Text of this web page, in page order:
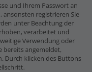
und Ihrem Passwort an
ansonsten registrieren Sie
unter Beachtung der
verarbeitet und
Verwendung oder
bereits angemeldet,
Durch klicken des Buttons